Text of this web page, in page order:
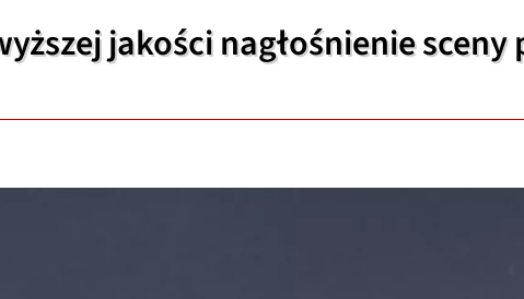
jakości nagłośnienie